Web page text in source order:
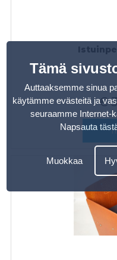
€
Tämä
Auttaaksemme sinua
käytämme evästeitä ja
seuraamme Internet-
Napsauta
Muokkaa